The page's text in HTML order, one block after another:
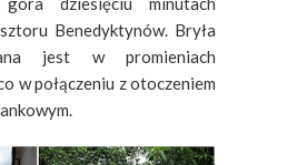
Benedyktynów. Bryła
jest w promieniach
w połączeniu z otoczeniem